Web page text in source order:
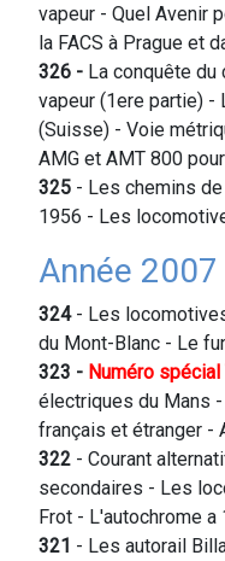
vapeur - Quel Avenir
la FACS à Prague et
326 - La conquête du
vapeur (1ere partie)
(Suisse) - Voie
AMG et AMT 800
325 - Les chemins
1956 - Les
Année 2007
324- Les
du Mont-Blanc - Le
323 - Numéro spécial
électriques du Mans
français et étranger -
322 - Courant
secondaires - Les
Frot - L'autochrome a
321 - Les autorail